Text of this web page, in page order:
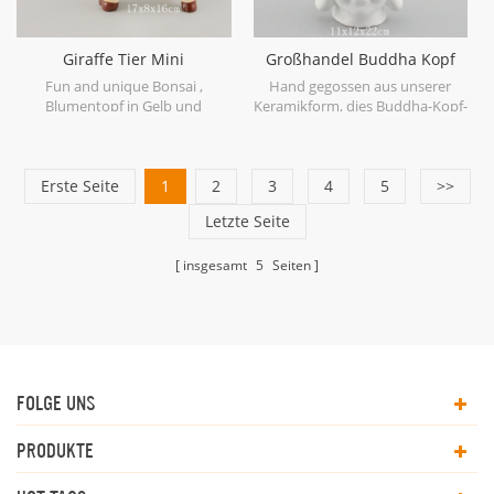
Giraffe Tier Mini
Blumenkasten saftigen
Pflanzer Topf
Fun and unique Bonsai ,
Blumentopf in Gelb und
mittelgroße Pflanzen und
Sukkulenten.
Großhandel Buddha Kopf
Keramik Blumentopf
Hand gegossen aus unserer
Keramikform, dies Buddha-Kopf-
zu schützen. Es könnte ein
ideal für Sukkulenten mit
Erste Seite 1 2 3 4 5
>>
Letzte Seite
insgesamt 5 Seiten
FOLGE UNS
PRODUKTE